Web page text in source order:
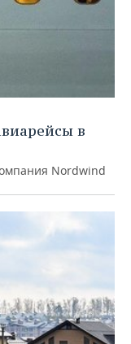
в
Nordwind